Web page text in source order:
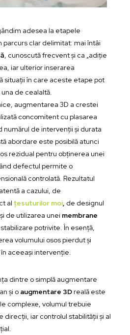
adesea la etapele
parcurs clar delimitat: mai întâi
, cunoscută frecvent și ca „adiție
iar ulterior inserarea
situații în care aceste etape pot
de cealaltă.
augmentarea 3D a crestei
concomitent cu plasarea
numărul de intervenții și durata
abordare este posibilă atunci
rezidual pentru obținerea unei
defectul permite o
controlată. Rezultatul
a cazului, de
al țesuturilor moi, de designul
de utilizarea unei membrane
potrivite. În esență,
volumului osos pierdut și
aceeași intervenție.
dintre o simplă augmentare
și o augmentare 3Dreală este
complexe, volumul trebuie
direcții, iar controlul stabilității și al